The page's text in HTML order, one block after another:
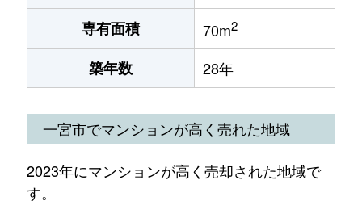
専有面積 70m2
築年数 28年
一宮市でマンションが高く売れた地域
2023年にマンションが高く売却された地域で
す。